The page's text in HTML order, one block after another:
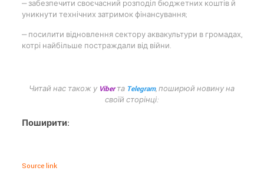
‒ забезпечити своєчасний розподіл бюджетних коштів й
уникнути технічних затримок фінансування;
‒ посилити відновлення сектору аквакультури в громадах,
котрі найбільше постраждали від війни.
Читай нас також у Viberта Telegram, поширюй новину на
своїй сторінці:
Поширити:
Source link